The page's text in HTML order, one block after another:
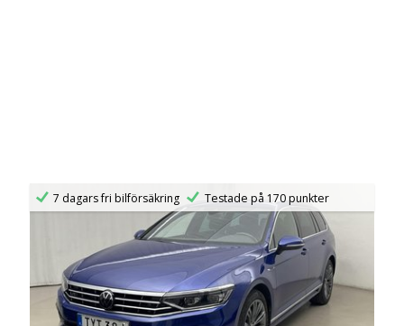
7 dagars fri bilförsäkring Testade på 170 punkter